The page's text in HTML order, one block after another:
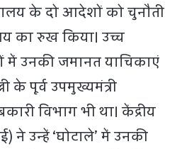
के दो आदेशों को चुनौती
का रुख किया। उच्च
में उनकी जमानत याचिकाएं
के पूर्व उपमुख्यमंत्री
विभाग भी था। केंद्रीय
ने उन्हें ‘घोटाले’ में उनकी